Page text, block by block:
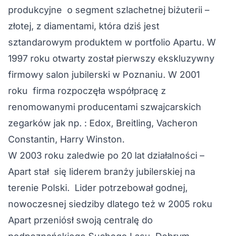
produkcyjne o segment szlachetnej biżuterii –
złotej, z diamentami, która dziś jest
sztandarowym produktem w portfolio Apartu. W
1997 roku otwarty został pierwszy ekskluzywny
firmowy salon jubilerski w Poznaniu. W 2001
roku firma rozpoczęła współpracę z
renomowanymi producentami szwajcarskich
zegarków jak np. : Edox, Breitling, Vacheron
Constantin, Harry Winston.
W 2003 roku zaledwie po 20 lat działalności –
Apart stał się liderem branży jubilerskiej na
terenie Polski. Lider potrzebował godnej,
nowoczesnej siedziby dlatego też w 2005 roku
Apart przeniósł swoją centralę do